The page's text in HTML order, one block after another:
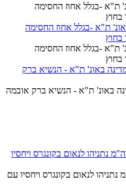
ת"א -בגלל אחוז החסימה
בחוץ
ת"א -בגלל אחוז החסימה
בחוץ
באונ' ת"א - הנשיא ברק אובמה
לנאום בקונגרס ויחסיו עם